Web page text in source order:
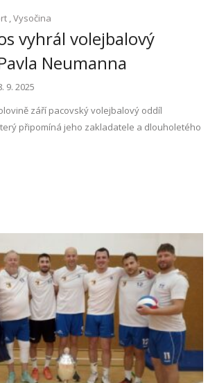
Vysočina
vyhrál volejbalový
Neumanna
9. 2025
září pacovský volejbalový oddíl
připomíná jeho zakladatele a dlouholetého